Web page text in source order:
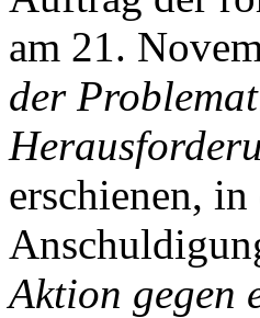
am 21.
der
erschienen,
Aktion gegen